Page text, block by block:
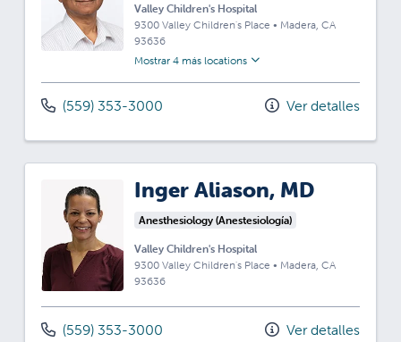
Valley Children's Hospital
9300 Valley Children's Place • Madera, CA
93636
Mostrar 4 más locations
(559) 353-3000 Ver detalles
Inger Aliason, MD
Anesthesiology (Anestesiología)
Valley Children's Hospital
9300 Valley Children's Place • Madera, CA
93636
(559) 353-3000 Ver detalles